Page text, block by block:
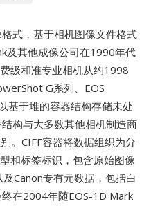
式，基于相机图像文件格式
及其他成像公司在1990年代
级和准专业相机从约1998
G系列、EOS
基于堆的容器结构存储未处
构与大多数其他相机制造商
。CIFF容器将数据组织为分
和标签标识，包含原始图像
Canon专有元数据，包括白
在2004年随EOS-1D Mark